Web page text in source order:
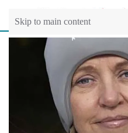
Skip to main content